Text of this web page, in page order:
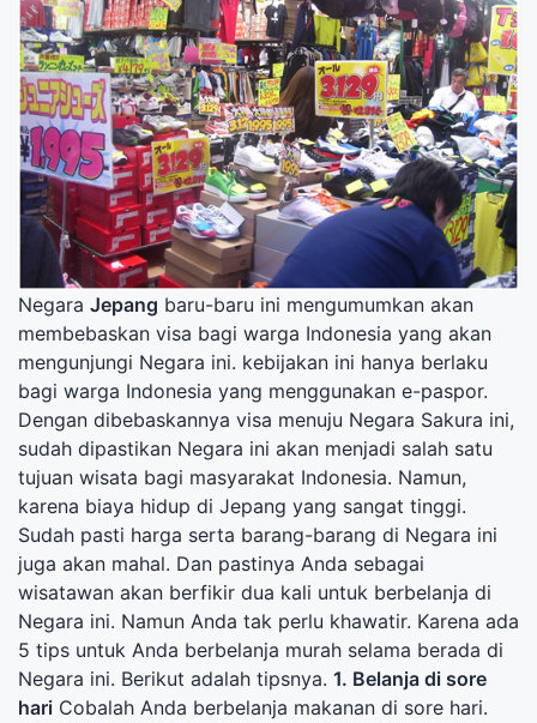
Negara Jepang baru-baru ini mengumumkan akan
membebaskan visa bagi warga Indonesia yang akan
mengunjungi Negara ini. kebijakan ini hanya berlaku
bagi warga Indonesia yang menggunakan e-paspor.
Dengan dibebaskannya visa menuju Negara Sakura ini,
sudah dipastikan Negara ini akan menjadi salah satu
tujuan wisata bagi masyarakat Indonesia. Namun,
karena biaya hidup di Jepang yang sangat tinggi.
Sudah pasti harga serta barang-barang di Negara ini
juga akan mahal. Dan pastinya Anda sebagai
wisatawan akan berfikir dua kali untuk berbelanja di
Negara ini. Namun Anda tak perlu khawatir. Karena ada
5 tips untuk Anda berbelanja murah selama berada di
Negara ini. Berikut adalah tipsnya. 1. Belanja di sore
hari Cobalah Anda berbelanja makanan di sore hari.